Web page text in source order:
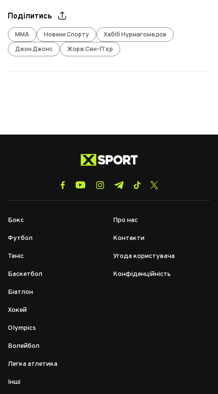
Поділитись
ММА Новини Спорту
Хабіб Нурмагомедов
Джон Джонс
Жорж Сен-П'єр
Бокс
Футбол
Теніс
Баскетбол
Біатлон
Хокей
Olympics
Волейбол
Легка атлетика
Інші
Про нас
Контакти
Угода користувача
Конфіденційність